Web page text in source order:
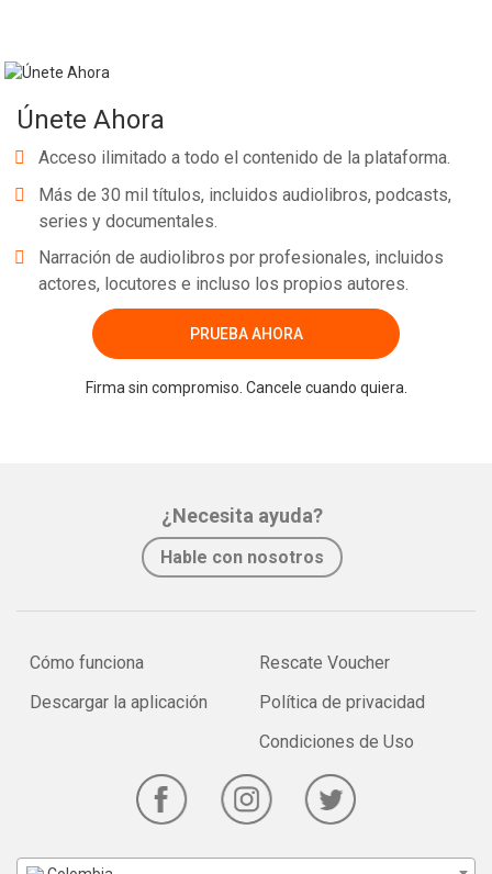
Únete Ahora
Acceso ilimitado a todo el contenido de la plataforma.
Más de 30 mil títulos, incluidos audiolibros, podcasts,
series y documentales.
Narración de audiolibros por profesionales, incluidos
actores, locutores e incluso los propios autores.
PRUEBA AHORA
Firma sin compromiso. Cancele cuando quiera.
¿Necesita ayuda?
Hable con nosotros
Cómo funciona
Descargar la aplicación
Rescate Voucher
Política de privacidad
Condiciones de Uso